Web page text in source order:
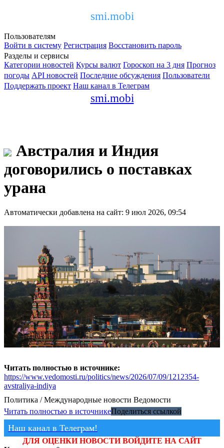
smi.mobi
Пользователям
Войти в систему Регистрация Восстановить пароль
Разделы и сервисы
Категории новостей Курсы валют Гороскоп на 3 дня Прогноз
погоды API новостей Последние обсуждения Пользователи
Поддержать проект Наш канал в Телеграм
smi.mobi
Австралия и Индия
договорились о поставках
урана
Автоматически добавлена на сайт: 9 июл 2026, 09:54
Читать полностью в источнике:
https://www.vedomosti.ru/politics/news/2026/07/09/1212354-
avstraliya-indiya
Политика / Международные новости Ведомости
Читать полностью в источникеПоделиться ссылкой
Наш канал в Телеграм!
ДЛЯ ОЦЕНКИ НОВОСТИ ВОЙДИТЕ НА САЙТ